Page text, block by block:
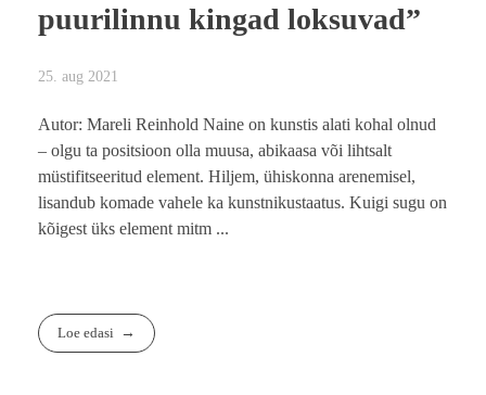
puurilinnu kingad loksuvad”
25. aug 2021
Autor: Mareli Reinhold Naine on kunstis alati kohal olnud
– olgu ta positsioon olla muusa, abikaasa või lihtsalt
müstifitseeritud element. Hiljem, ühiskonna arenemisel,
lisandub komade vahele ka kunstnikustaatus. Kuigi sugu on
kõigest üks element mitm ...
Loe edasi